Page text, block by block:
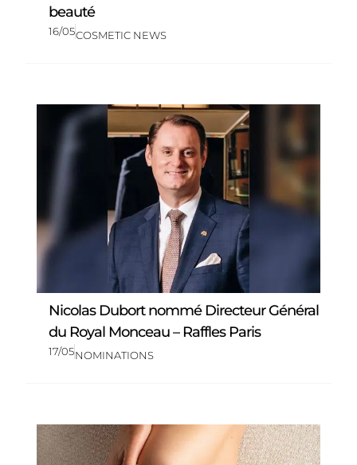
beauté
16/05COSMETIC NEWS
Nicolas Dubort nommé Directeur Général
du Royal Monceau – Raffles Paris
17/05NOMINATIONS